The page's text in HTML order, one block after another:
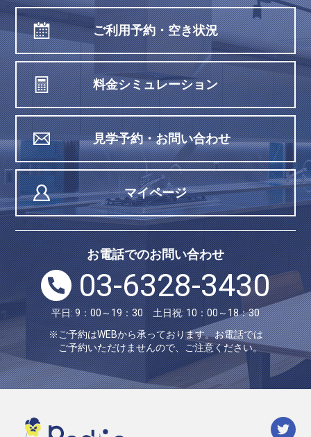
ご利用予約・空き状況
料金シミュレーション
見学予約・お問い合わせ
マイページ
お電話でのお問い合わせ
03-6328-3430
平日: 9：00～19：30 土日祝: 10：00～18：30
※ご予約はWEBから承っております。お電話では
ご予約いただけませんので、ご注意ください。